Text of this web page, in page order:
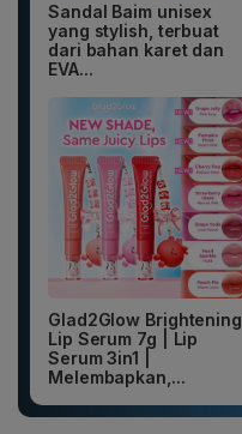
Sandal Baim unisex
yang stylish, terbuat
dari bahan karet dan
EVA...
Glad2Glow Brightening
Lip Serum 7g | Lip
Serum 3in1 |
Melembapkan,...